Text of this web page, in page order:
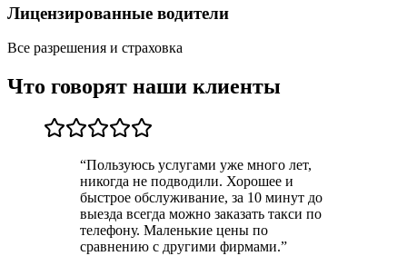
Лицензированные водители
Все разрешения и страховка
Что говорят наши клиенты
“Пользуюсь услугами уже много лет,
никогда не подводили. Хорошее и
быстрое обслуживание, за 10 минут до
выезда всегда можно заказать такси по
телефону. Маленькие цены по
сравнению с другими фирмами.”